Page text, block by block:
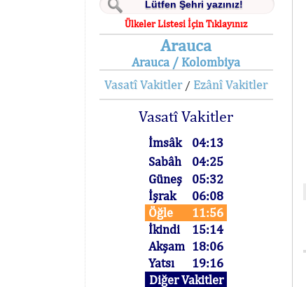
Ülkeler Listesi İçin Tıklayınız
Arauca
Arauca / Kolombiya
Vasatî Vakitler/ Ezânî Vakitler
Vasatî Vakitler
İmsâk
04:13
Sabâh
04:25
Güneş
05:32
İşrak
06:08
Öğle
11:56
İkindi
15:14
Akşam 18:06
Yatsı
19:16
Diğer Vakitler